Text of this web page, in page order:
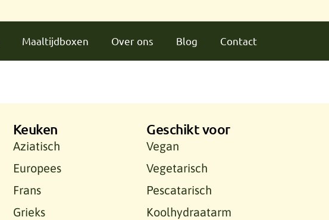
Maaltijdboxen Over ons Blog Contact
Keuken
Aziatisch
Europees
Frans
Grieks
Geschikt voor
Vegan
Vegetarisch
Pescatarisch
Koolhydraatarm